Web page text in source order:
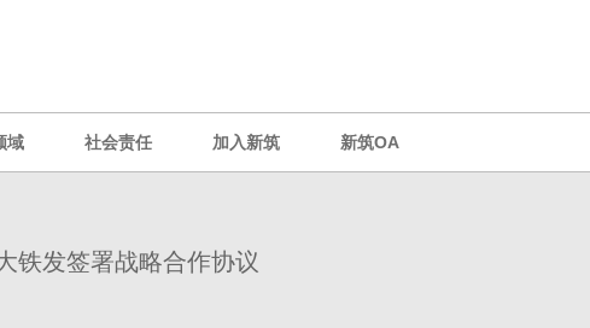
域 社会责任 加入新筑 新筑OA
铁发签署战略合作协议